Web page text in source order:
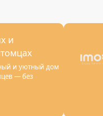
и
и уютный дом
— без